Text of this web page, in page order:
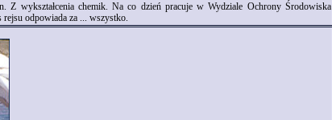
Z wykształcenia chemik. Na co dzień pracuje w Wydziale Ochrony Środowiska
odpowiada za ... wszystko.